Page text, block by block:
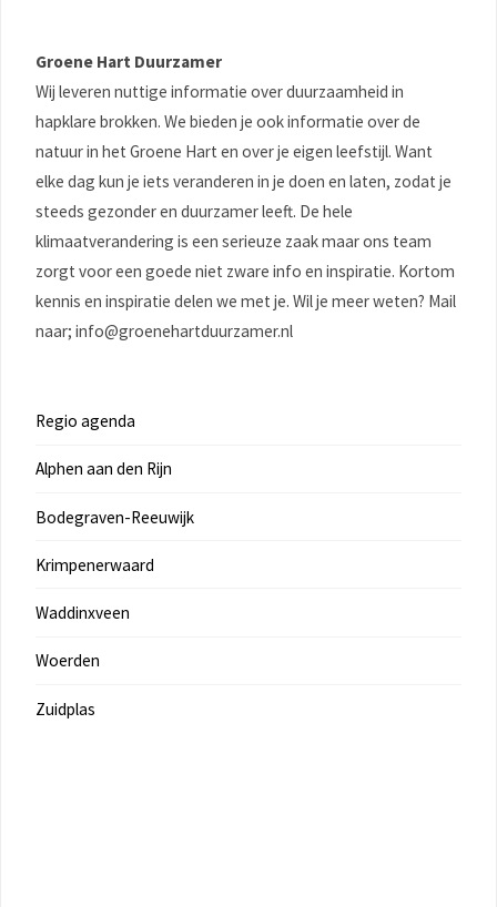
Groene Hart Duurzamer
Wij leveren nuttige informatie over duurzaamheid in
hapklare brokken. We bieden je ook informatie over de
natuur in het Groene Hart en over je eigen leefstijl. Want
elke dag kun je iets veranderen in je doen en laten, zodat je
steeds gezonder en duurzamer leeft. De hele
klimaatverandering is een serieuze zaak maar ons team
zorgt voor een goede niet zware info en inspiratie. Kortom
kennis en inspiratie delen we met je. Wil je meer weten? Mail
naar; info@groenehartduurzamer.nl
Regio agenda
Alphen aan den Rijn
Bodegraven-Reeuwijk
Krimpenerwaard
Waddinxveen
Woerden
Zuidplas